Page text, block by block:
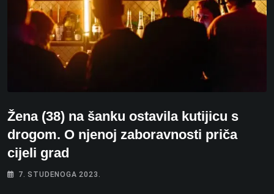
Žena (38) na šanku ostavila kutijicu s
drogom. O njenoj zaboravnosti priča
cijeli grad
7. STUDENOGA 2023.